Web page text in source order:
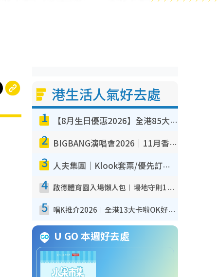
港生活人氣好去處
1 【8月生日優惠2026】全港85大食買玩著數攻略 自助餐/火鍋放題同行免費＋誠品/DONKI送現金券
2 BIGBANG演唱會2026｜11月香港啟德開3場！實名制VIP申請、優先購票攻略
3 人夫集團｜Klook套票/優先訂票/公開發售搶飛攻略！附票價.購票連結.場地座位表
4 啟德體育園入場懶人包︱場地守則12違禁品不可進場准帶細水樽但全場禁樽蓋！應援牌有限制！
5 唱K推介2026︱全港13大卡啦OK好去處！最平$36起 日文K都有！(附地址+收費詳情)
U GO 本週好去處